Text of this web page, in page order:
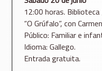
12:00 horas. Biblioteca
“O Grúfalo”, con
Público: Familiar e
Idioma: Gallego.
Entrada gratuita.